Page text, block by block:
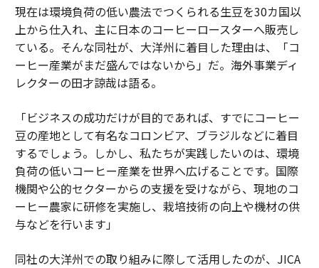
現在は環境負荷の低い農法でつくられる生豆を30カ国以
上から仕入れ、主に日本のコーヒーロースターへ販売し
ている。そんな同社が、大洋州に着目した理由は、「コ
ーヒー産業がまだ盛んではないから」だ。海外事業ディ
レクターの田才諒哉は語る。
「ビジネスの成功だけが目的であれば、すでにコーヒー
豆の産地として有名なコロンビア、ブラジルなどに着目
するでしょう。しかし、私たちが実践したいのは、環境
負荷の低いコーヒー産業を世界へ広げることです。国際
機関や公的セクターからの支援を受けながら、現地のコ
ーヒー農家に研修を実施し、栽培技術の向上や機材の供
与などを行います」
同社の大洋州での取り組みに際して活用したのが、JICA